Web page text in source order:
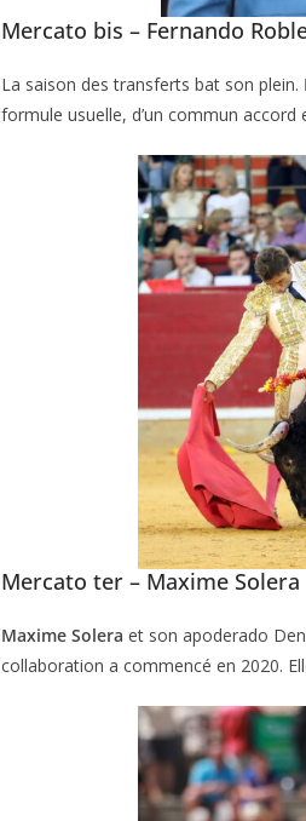
Mercato bis – Fernando
La saison des transferts bat son plein.
formule usuelle, d’un commun
Mercato ter – Maxime Solera
Maxime Solera et son apoderado
collaboration a commencé en 2020.